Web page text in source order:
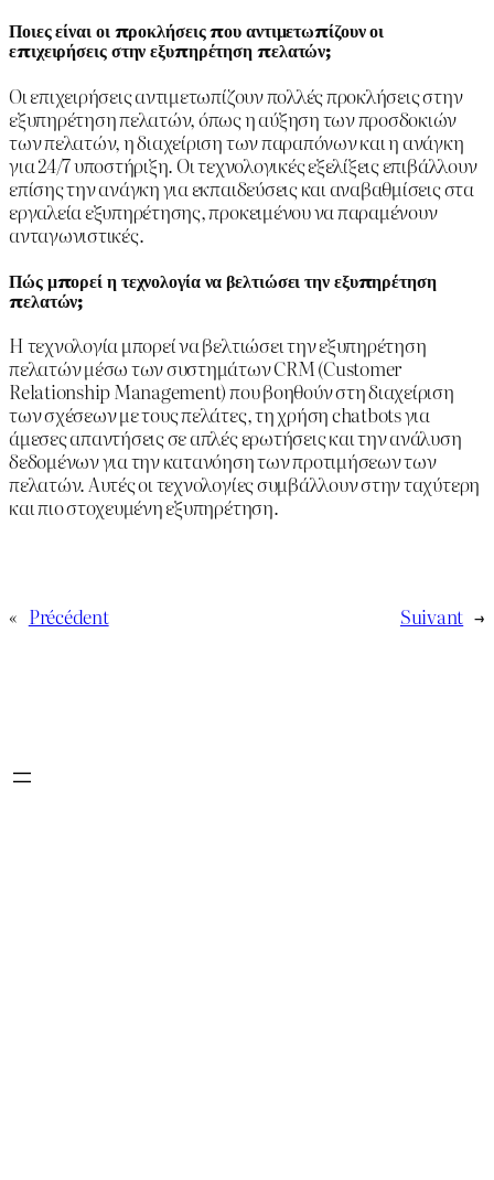
Ποιες είναι οι προκλήσεις που αντιμετωπίζουν οι
επιχειρήσεις στην εξυπηρέτηση πελατών;
Οι επιχειρήσεις αντιμετωπίζουν πολλές προκλήσεις στην
εξυπηρέτηση πελατών, όπως η αύξηση των προσδοκιών
των πελατών, η διαχείριση των παραπόνων και η ανάγκη
για 24/7 υποστήριξη. Οι τεχνολογικές εξελίξεις επιβάλλουν
επίσης την ανάγκη για εκπαιδεύσεις και αναβαθμίσεις στα
εργαλεία εξυπηρέτησης, προκειμένου να παραμένουν
ανταγωνιστικές.
Πώς μπορεί η τεχνολογία να βελτιώσει την εξυπηρέτηση
πελατών;
Η τεχνολογία μπορεί να βελτιώσει την εξυπηρέτηση
πελατών μέσω των συστημάτων CRM (Customer
Relationship Management) που βοηθούν στη διαχείριση
των σχέσεων με τους πελάτες, τη χρήση chatbots για
άμεσες απαντήσεις σε απλές ερωτήσεις και την ανάλυση
δεδομένων για την κατανόηση των προτιμήσεων των
πελατών. Αυτές οι τεχνολογίες συμβάλλουν στην ταχύτερη
και πιο στοχευμένη εξυπηρέτηση.
« Précédent Suivant →